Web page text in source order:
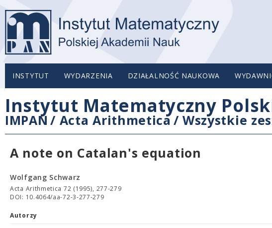
INSTYTUT WYDARZENIA DZIAŁALNOŚĆ NAUKOWA
Instytut Matematyczny
IMPAN / Acta Arithmetica/ Wszystkie
A note on Catalan's equation
Wolfgang Schwarz
Acta Arithmetica 72 (1995), 277-279
DOI: 10.4064/aa-72-3-277-279
Autorzy